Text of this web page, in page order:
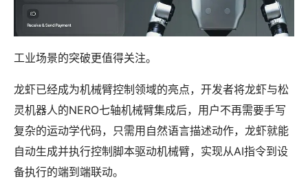
工业场景的突破更值得关注。
龙虾已经成为机械臂控制领域的亮点，开发者将龙虾与松
灵机器人的NERO七轴机械臂集成后，用户不再需要手写
复杂的运动学代码，只需用自然语言描述动作，龙虾就能
自动生成并执行控制脚本驱动机械臂，实现从AI指令到设
备执行的端到端联动。